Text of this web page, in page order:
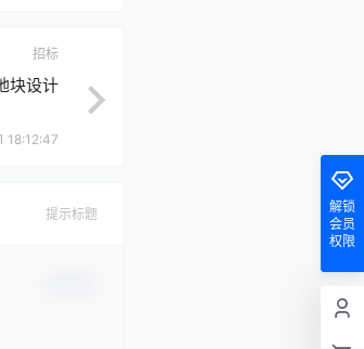
招标
块设计
18:12:47
提示标题
解锁
会员
权限